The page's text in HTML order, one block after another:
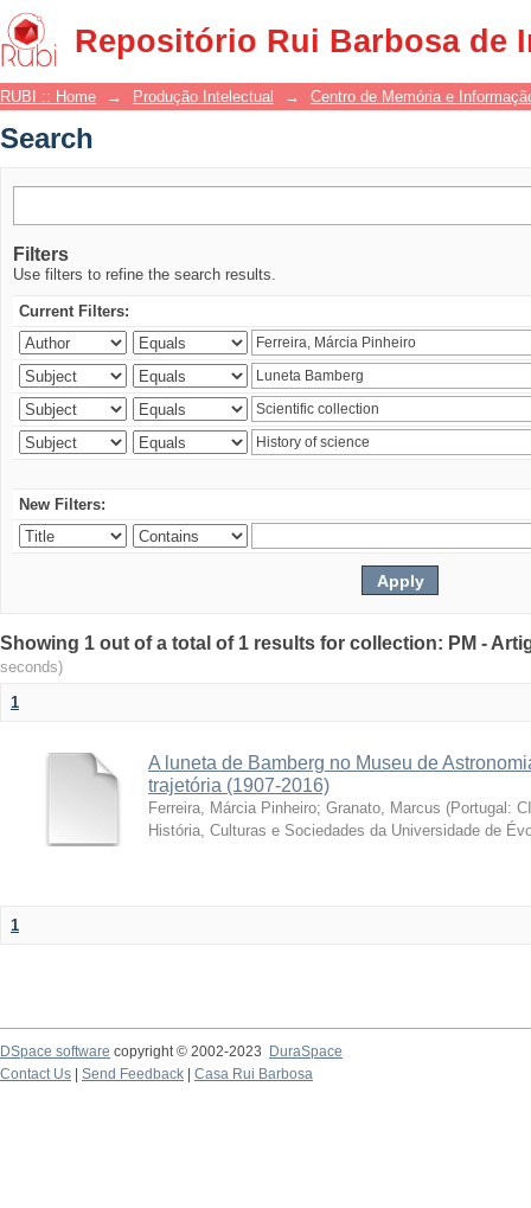
Repositório Rui Barbosa de
Search
RUBI :: Home → Produção Intelectual → Centro de Memória e
Search
Filters
Use filters to refine the search results.
Current Filters:
New Filters:
Showing 1 out of a total of 1 results for collection: PM -
seconds)
1
A luneta de Bamberg no Museu de
trajetória (1907-2016)
Ferreira, Márcia Pinheiro; Granato, Marcus (Portugal:
História, Culturas e Sociedades da Universidade de
1
DSpace software copyright © 2002-2023
DuraSpace
Contact Us
Send Feedback Casa Rui Barbosa